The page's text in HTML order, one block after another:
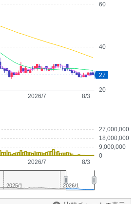
20
40
60
2026/7 8/3
27
0
9,000,000
18,000,000
27,000,000
2026/7 8/3
2025/1 2026/1